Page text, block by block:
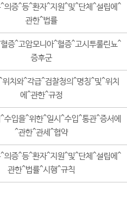
의증^등^환자^지원^및^단체^설립에^
관한^법률
증^고암모니아^혈증^고시투룰린뇨^
증후군
위치와^각급^검찰청의^명칭^및^위치
에^관한^규정
수입을^위한^일시^수입^통관^증서에
^관한^관세^협약
의증^등^환자^지원^및^단체^설립에^
관한^법률^시행^규칙